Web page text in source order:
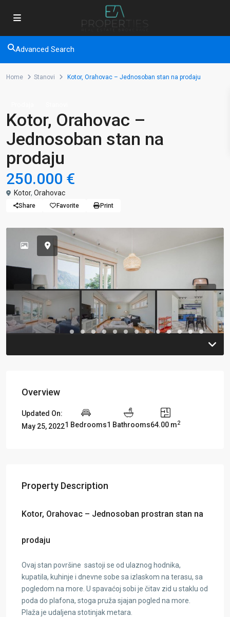
Advanced Search
Home Stanovi Kotor, Orahovac – Jednosoban stan na prodaju
Kotor, Orahovac –
Jednosoban stan na
prodaju
250.000 €
Kotor, Orahovac
Share Favorite Print
Previous
Overview
Updated On:
May 25, 20221 Bedrooms1 Bathrooms64.00 m2
Property Description
Kotor, Orahovac – Jednosoban prostran stan na
prodaju
Ovaj stan površine sastoji se od ulaznog hodnika,
kupatila, kuhinje i dnevne sobe sa izlaskom na terasu, sa
pogledom na more. U spavaćoj sobi je čitav zid u staklu od
poda do plafona, stoga pruža sjajan pogled na more.
Plaža je udaljena stotinjak metara.